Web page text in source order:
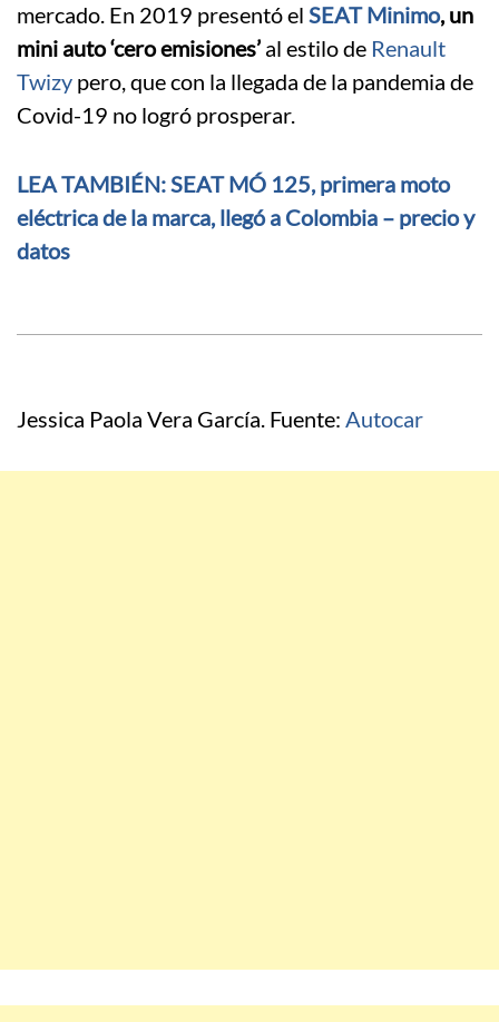
mercado. En 2019 presentó el SEAT Minimo, un
mini auto ‘cero emisiones’ al estilo de Renault
Twizy pero, que con la llegada de la pandemia de
Covid-19 no logró prosperar.
LEA TAMBIÉN: SEAT MÓ 125, primera moto
eléctrica de la marca, llegó a Colombia – precio y
datos
Jessica Paola Vera García. Fuente: Autocar